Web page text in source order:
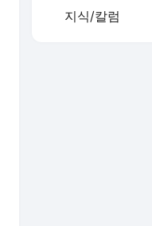
지식/칼럼